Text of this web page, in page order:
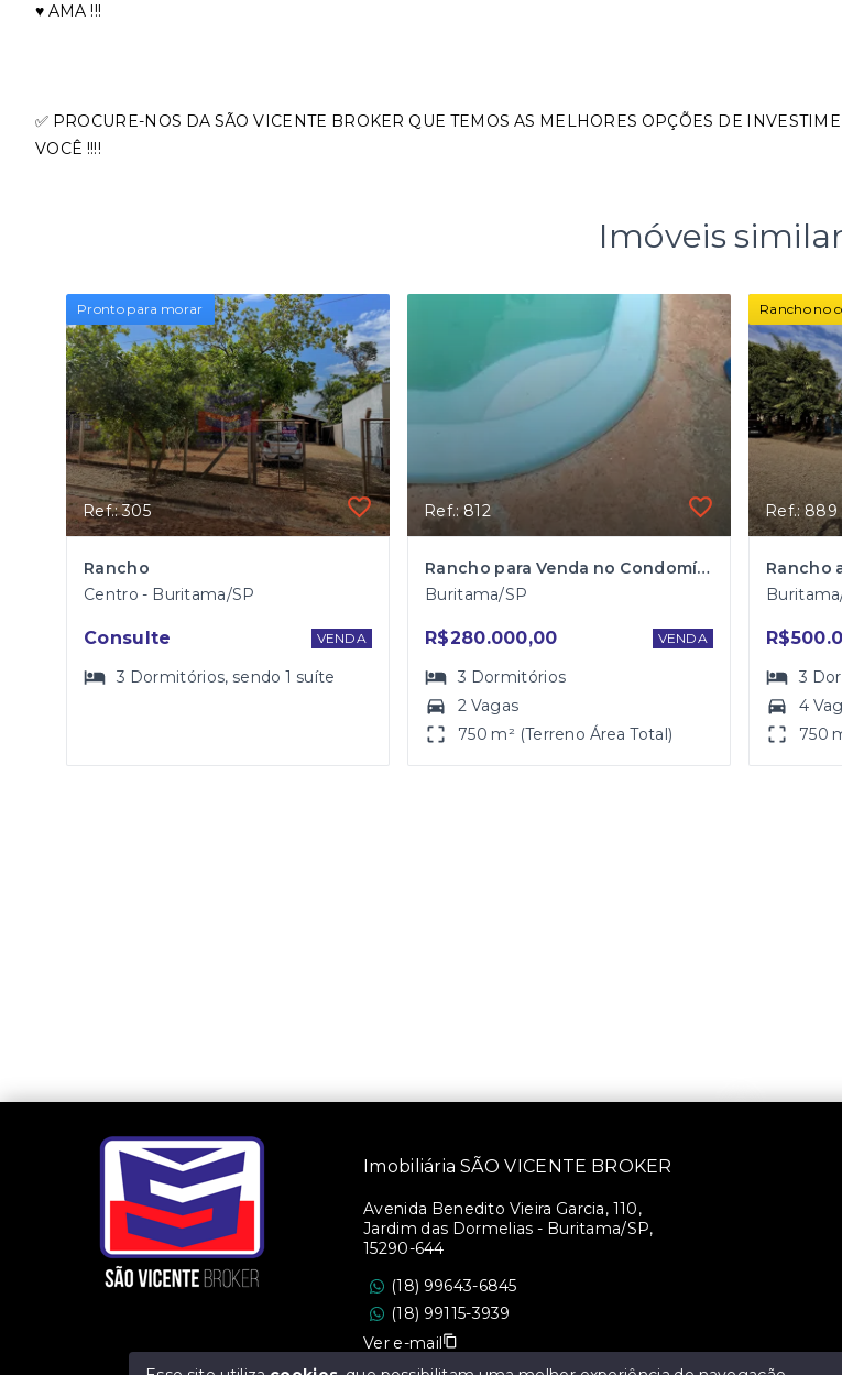
♥️ AMA !!!
✅ PROCURE-NOS DA SÃO VICENTE BROKER QUE TEMOS AS MELHORES OPÇÕES DE
VOCÊ !!!!
Imóveis
Pronto para morar
Ref.: 305
Rancho
Centro - Buritama/SP
Consulte VENDA
3 Dormitórios, sendo1 suíte
Ref.: 812
Rancho para Venda no Condomínio Jardim Itaparica em Buritama
Buritama/SP
R$280.000,00 VENDA
3 Dormitórios
2 Vagas
750 m² (Terreno Área Total)
Rancho no
Ref.: 889
3
4
750
Imobiliária SÃO VICENTE BROKER
Avenida Benedito Vieira Garcia, 110,
Jardim das Dormelias - Buritama/SP,
15290-644
(18) 99643-6845
(18) 99115-3939
Ver e-mail